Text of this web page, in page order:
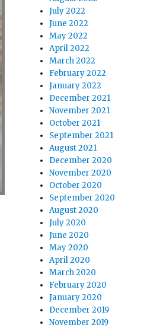
July 2022
June 2022
May 2022
April 2022
March 2022
February 2022
January 2022
December 2021
November 2021
October 2021
September 2021
August 2021
December 2020
November 2020
October 2020
September 2020
August 2020
July 2020
June 2020
May 2020
April 2020
March 2020
February 2020
January 2020
December 2019
November 2019